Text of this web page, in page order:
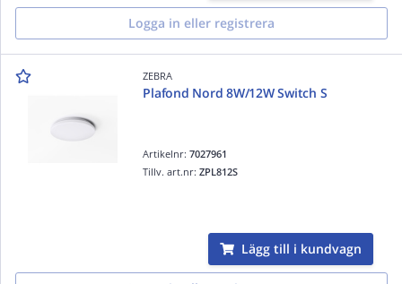
Logga in eller registrera
ZEBRA
Plafond Nord 8W/12W Switch S
Artikelnr:7027961
Tillv. art.nr:ZPL812S
Lägg till i kundvagn